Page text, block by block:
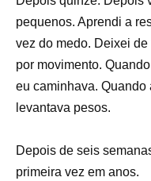
pequenos. Aprendi a
vez do medo. Deixei
por movimento.
eu caminhava. Quando
levantava pesos.
Depois de seis
primeira vez em anos.